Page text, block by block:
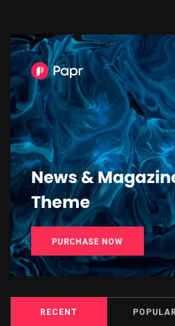
RECENT POPULAR